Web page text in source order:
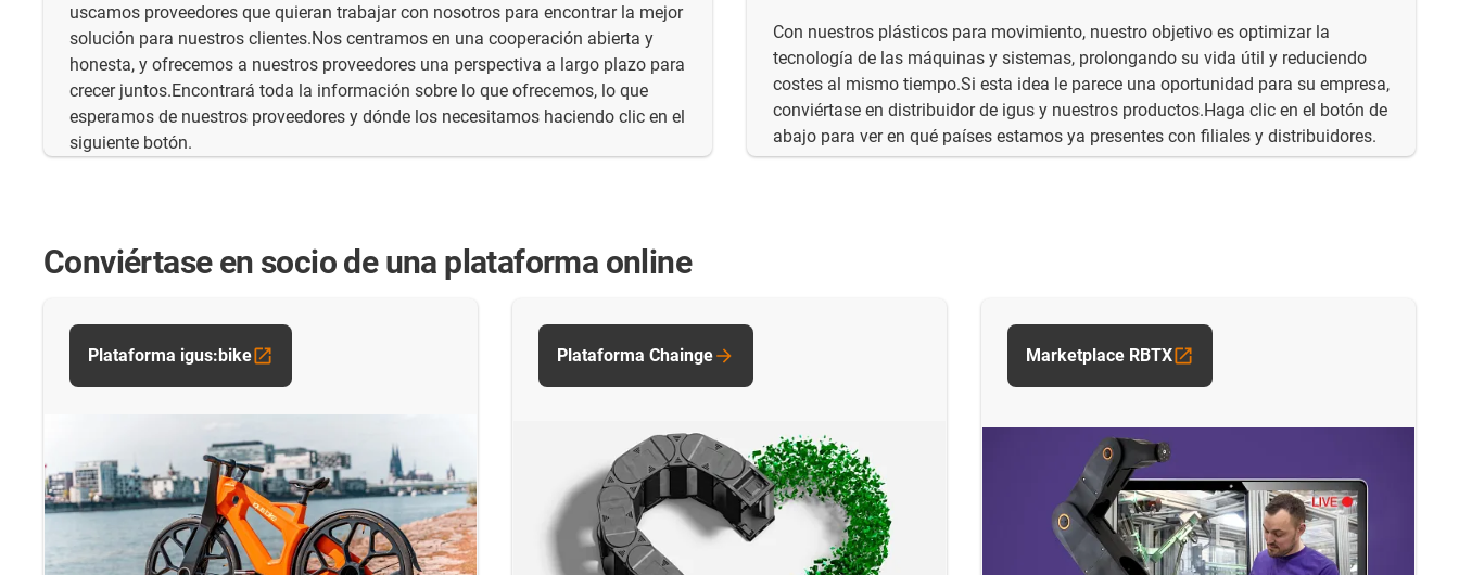
uscamos proveedores que quieran trabajar con nosotros para encontrar la mejor
solución para nuestros clientes.Nos centramos en una cooperación abierta y
honesta, y ofrecemos a nuestros proveedores una perspectiva a largo plazo para
crecer juntos.Encontrará toda la información sobre lo que ofrecemos, lo que
esperamos de nuestros proveedores y dónde los necesitamos haciendo clic en el
siguiente botón.
Con nuestros plásticos para movimiento, nuestro objetivo es optimizar la
tecnología de las máquinas y sistemas, prolongando su vida útil y reduciendo
costes al mismo tiempo.Si esta idea le parece una oportunidad para su empresa,
conviértase en distribuidor de igus y nuestros productos.Haga clic en el botón de
abajo para ver en qué países estamos ya presentes con filiales y distribuidores.
Conviértase en socio de una plataforma online
Plataforma igus:bike Plataforma Chainge Marketplace RBTX